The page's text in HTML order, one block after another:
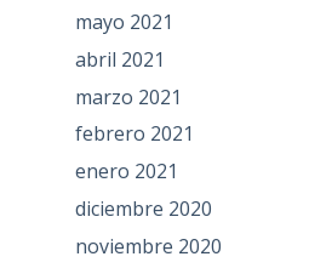
mayo 2021
abril 2021
marzo 2021
febrero 2021
enero 2021
diciembre 2020
noviembre 2020